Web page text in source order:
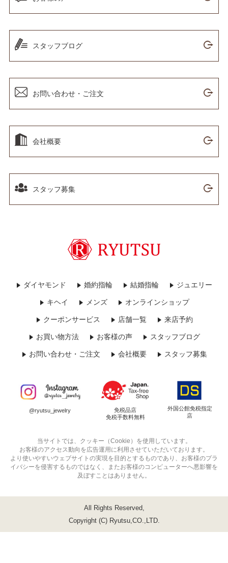
スタッフブログ
お問い合わせ・ご注文
会社概要
スタッフ募集
ダイヤモンド 婚約指輪 結婚指輪 ジュエリー
キヘイ メンズ オンラインショップ
クーポンサービス 店舗一覧 来店予約
お買い物方法 お客様の声 スタッフブログ
お問い合わせ・ご注文 会社概要 スタッフ募集
@ryutsu_jewelry
免税品店
免税手数料無料
外国公館免税指定
店
当サイトでは、クッキー（Cookie）を使用しています。
お客様のアクセス動向を広告運用に利用させていただいております。
より使いやすいウェブサイトの実現を目的とするものであり、お客様のプラ
イバシーを侵害するものではなく、またお客様のコンピューターへ悪影響を
及ぼすことはありません。
All Rights Reserved,
Copyright (C) Ryutsu,CO.,LTD.